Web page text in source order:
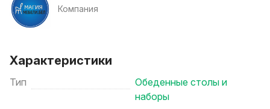
Компания
Характеристики
Тип
Обеденные столы и
наборы